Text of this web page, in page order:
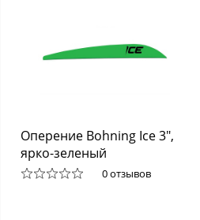
Оперение Bohning Ice 3",
ярко-зеленый
0 отзывов